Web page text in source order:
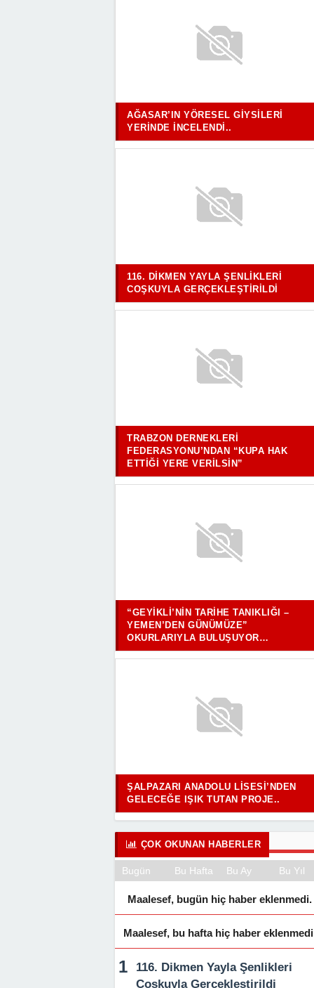
AĞASAR’IN YÖRESEL GIYSILERI
YERINDE İNCELENDI..
116. DIKMEN YAYLA ŞENLIKLERI
COŞKUYLA GERÇEKLEŞTIRILDI
TRABZON DERNEKLERI
FEDERASYONU’NDAN “KUPA HAK
ETTIĞI YERE VERILSIN”
“GEYIKLI’NIN TARIHE TANIKLIĞI –
YEMEN’DEN GÜNÜMÜZE”
OKURLARIYLA BULUŞUYOR…
ŞALPAZARI ANADOLU LISESI’NDEN
GELECEĞE IŞIK TUTAN PROJE..
ÇOK OKUNAN HABERLER
Bugün Bu Hafta Bu Ay Bu Yıl
Maalesef, bugün hiç haber eklenmedi.
Maalesef, bu hafta hiç haber
116. Dikmen Yayla Şenlikleri
Coşkuyla Gerçekleştirildi